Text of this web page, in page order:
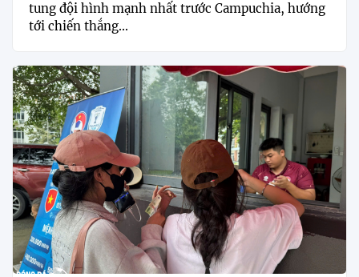
tung đội hình mạnh nhất trước Campuchia, hướng
tới chiến thắng...